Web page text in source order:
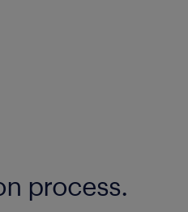
ます！【社内環境】禁
process.